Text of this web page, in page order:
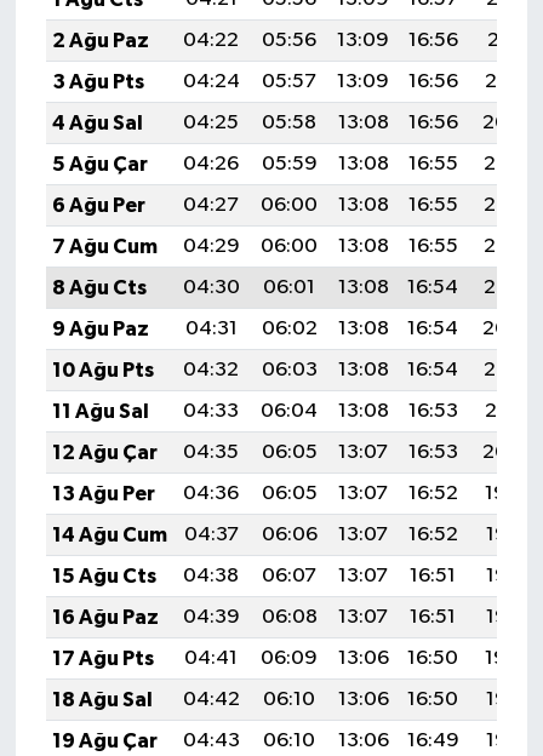
2 Ağu Paz
04:22 05:56 13:09 16:56
20:11
3 Ağu Pts
04:24 05:57 13:09 16:56
20:10
4 Ağu Sal
04:25 05:58 13:08 16:56
20:09
5 Ağu Çar
04:26 05:59 13:08 16:55
20:08
6 Ağu Per
04:27 06:00 13:08 16:55
20:07
7 Ağu Cum
04:29 06:00 13:08 16:55
20:06
8 Ağu Cts
04:30 06:01 13:08 16:54
20:05
9 Ağu Paz
04:31 06:02 13:08 16:54
20:04
10 Ağu Pts
04:32 06:03 13:08 16:54
20:03
11 Ağu Sal
04:33 06:04 13:08 16:53
20:01
12 Ağu Çar
04:35 06:05 13:07 16:53
20:00
13 Ağu Per
04:36 06:05 13:07 16:52
19:59
14 Ağu Cum
04:37 06:06 13:07 16:52
19:58
15 Ağu Cts
04:38 06:07 13:07 16:51
19:57
16 Ağu Paz
04:39 06:08 13:07 16:51
19:56
17 Ağu Pts
04:41 06:09 13:06 16:50
19:54
18 Ağu Sal
04:42 06:10 13:06 16:50
19:53
19 Ağu Çar
04:43 06:10 13:06 16:49
19:52